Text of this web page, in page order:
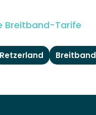
Breitband-Tarife
Retzerland Breitband